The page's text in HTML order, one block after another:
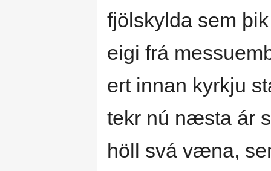
fjölskylda sem
eigi frá
ert innan kyrkju
tekr nú næsta ár
höll svá væna,